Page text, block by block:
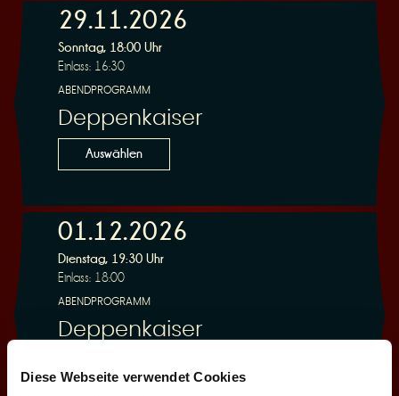
Diese Webseite verwendet Cookies
29.11.2026
Sonntag, 18:00 Uhr
Einlass: 16:30
ABENDPROGRAMM
Deppenkaiser
Auswählen
01.12.2026
Dienstag, 19:30 Uhr
Einlass: 18:00
ABENDPROGRAMM
Deppenkaiser